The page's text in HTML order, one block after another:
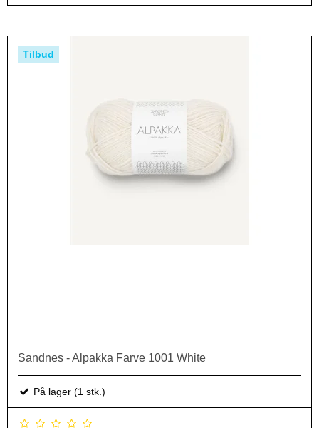
Tilbud
Sandnes - Alpakka Farve 1001 White
På lager (1 stk.)